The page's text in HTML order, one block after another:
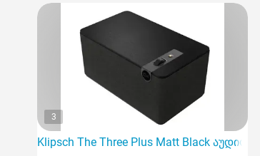
3
Klipsch The Three Plus Matt Black